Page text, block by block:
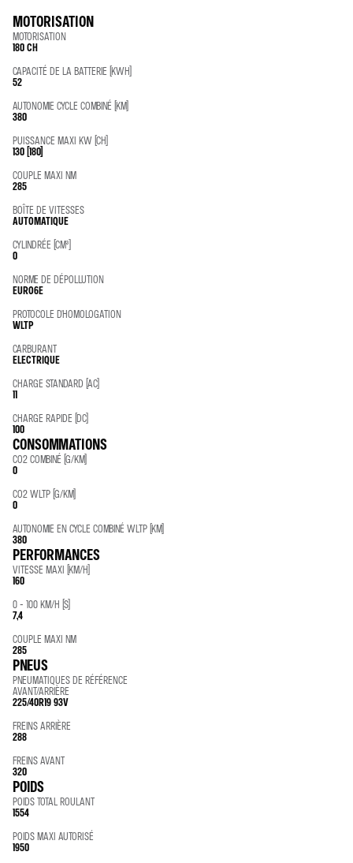
MOTORISATION
MOTORISATION
180 CH
CAPACITÉ DE LA BATTERIE (KWH)
52
AUTONOMIE CYCLE COMBINÉ (KM)
380
PUISSANCE MAXI KW (CH)
130 (180)
COUPLE MAXI NM
285
BOÎTE DE VITESSES
AUTOMATIQUE
CYLINDRÉE (CM³)
0
NORME DE DÉPOLLUTION
EURO6E
PROTOCOLE D'HOMOLOGATION
WLTP
CARBURANT
ELECTRIQUE
CHARGE STANDARD (AC)
11
CHARGE RAPIDE (DC)
100
CONSOMMATIONS
CO2 COMBINÉ (G/KM)
0
CO2 WLTP (G/KM)
0
AUTONOMIE EN CYCLE COMBINÉ WLTP (KM)
380
PERFORMANCES
VITESSE MAXI (KM/H)
160
0 - 100 KM/H (S)
7,4
COUPLE MAXI NM
285
PNEUS
PNEUMATIQUES DE RÉFÉRENCE
AVANT/ARRIÈRE
225/40R19 93V
FREINS ARRIÈRE
288
FREINS AVANT
320
POIDS
POIDS TOTAL ROULANT
1554
POIDS MAXI AUTORISÉ
1950